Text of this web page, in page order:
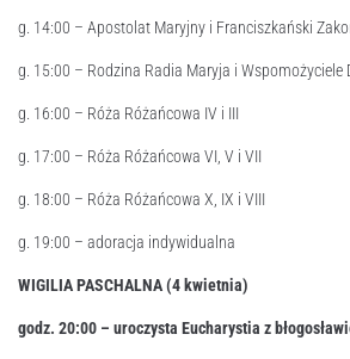
g. 14:00 – Apostolat Maryjny i Franciszkański
g. 15:00 – Rodzina Radia Maryja i Wspomożyciele
g. 16:00 – Róża Różańcowa IV i III
g. 17:00 – Róża Różańcowa VI, V i VII
g. 18:00 – Róża Różańcowa X, IX i VIII
g. 19:00 – adoracja indywidualna
WIGILIA PASCHALNA (4 kwietnia)
godz. 20:00 – uroczysta Eucharystia z